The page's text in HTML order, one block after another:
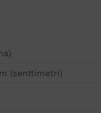
(senttimetri)